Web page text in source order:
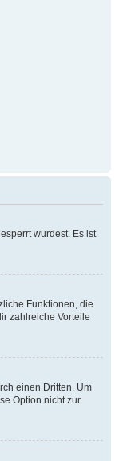
wurdest. Es ist
Funktionen, die
zahlreiche Vorteile
einen Dritten. Um
Option nicht zur